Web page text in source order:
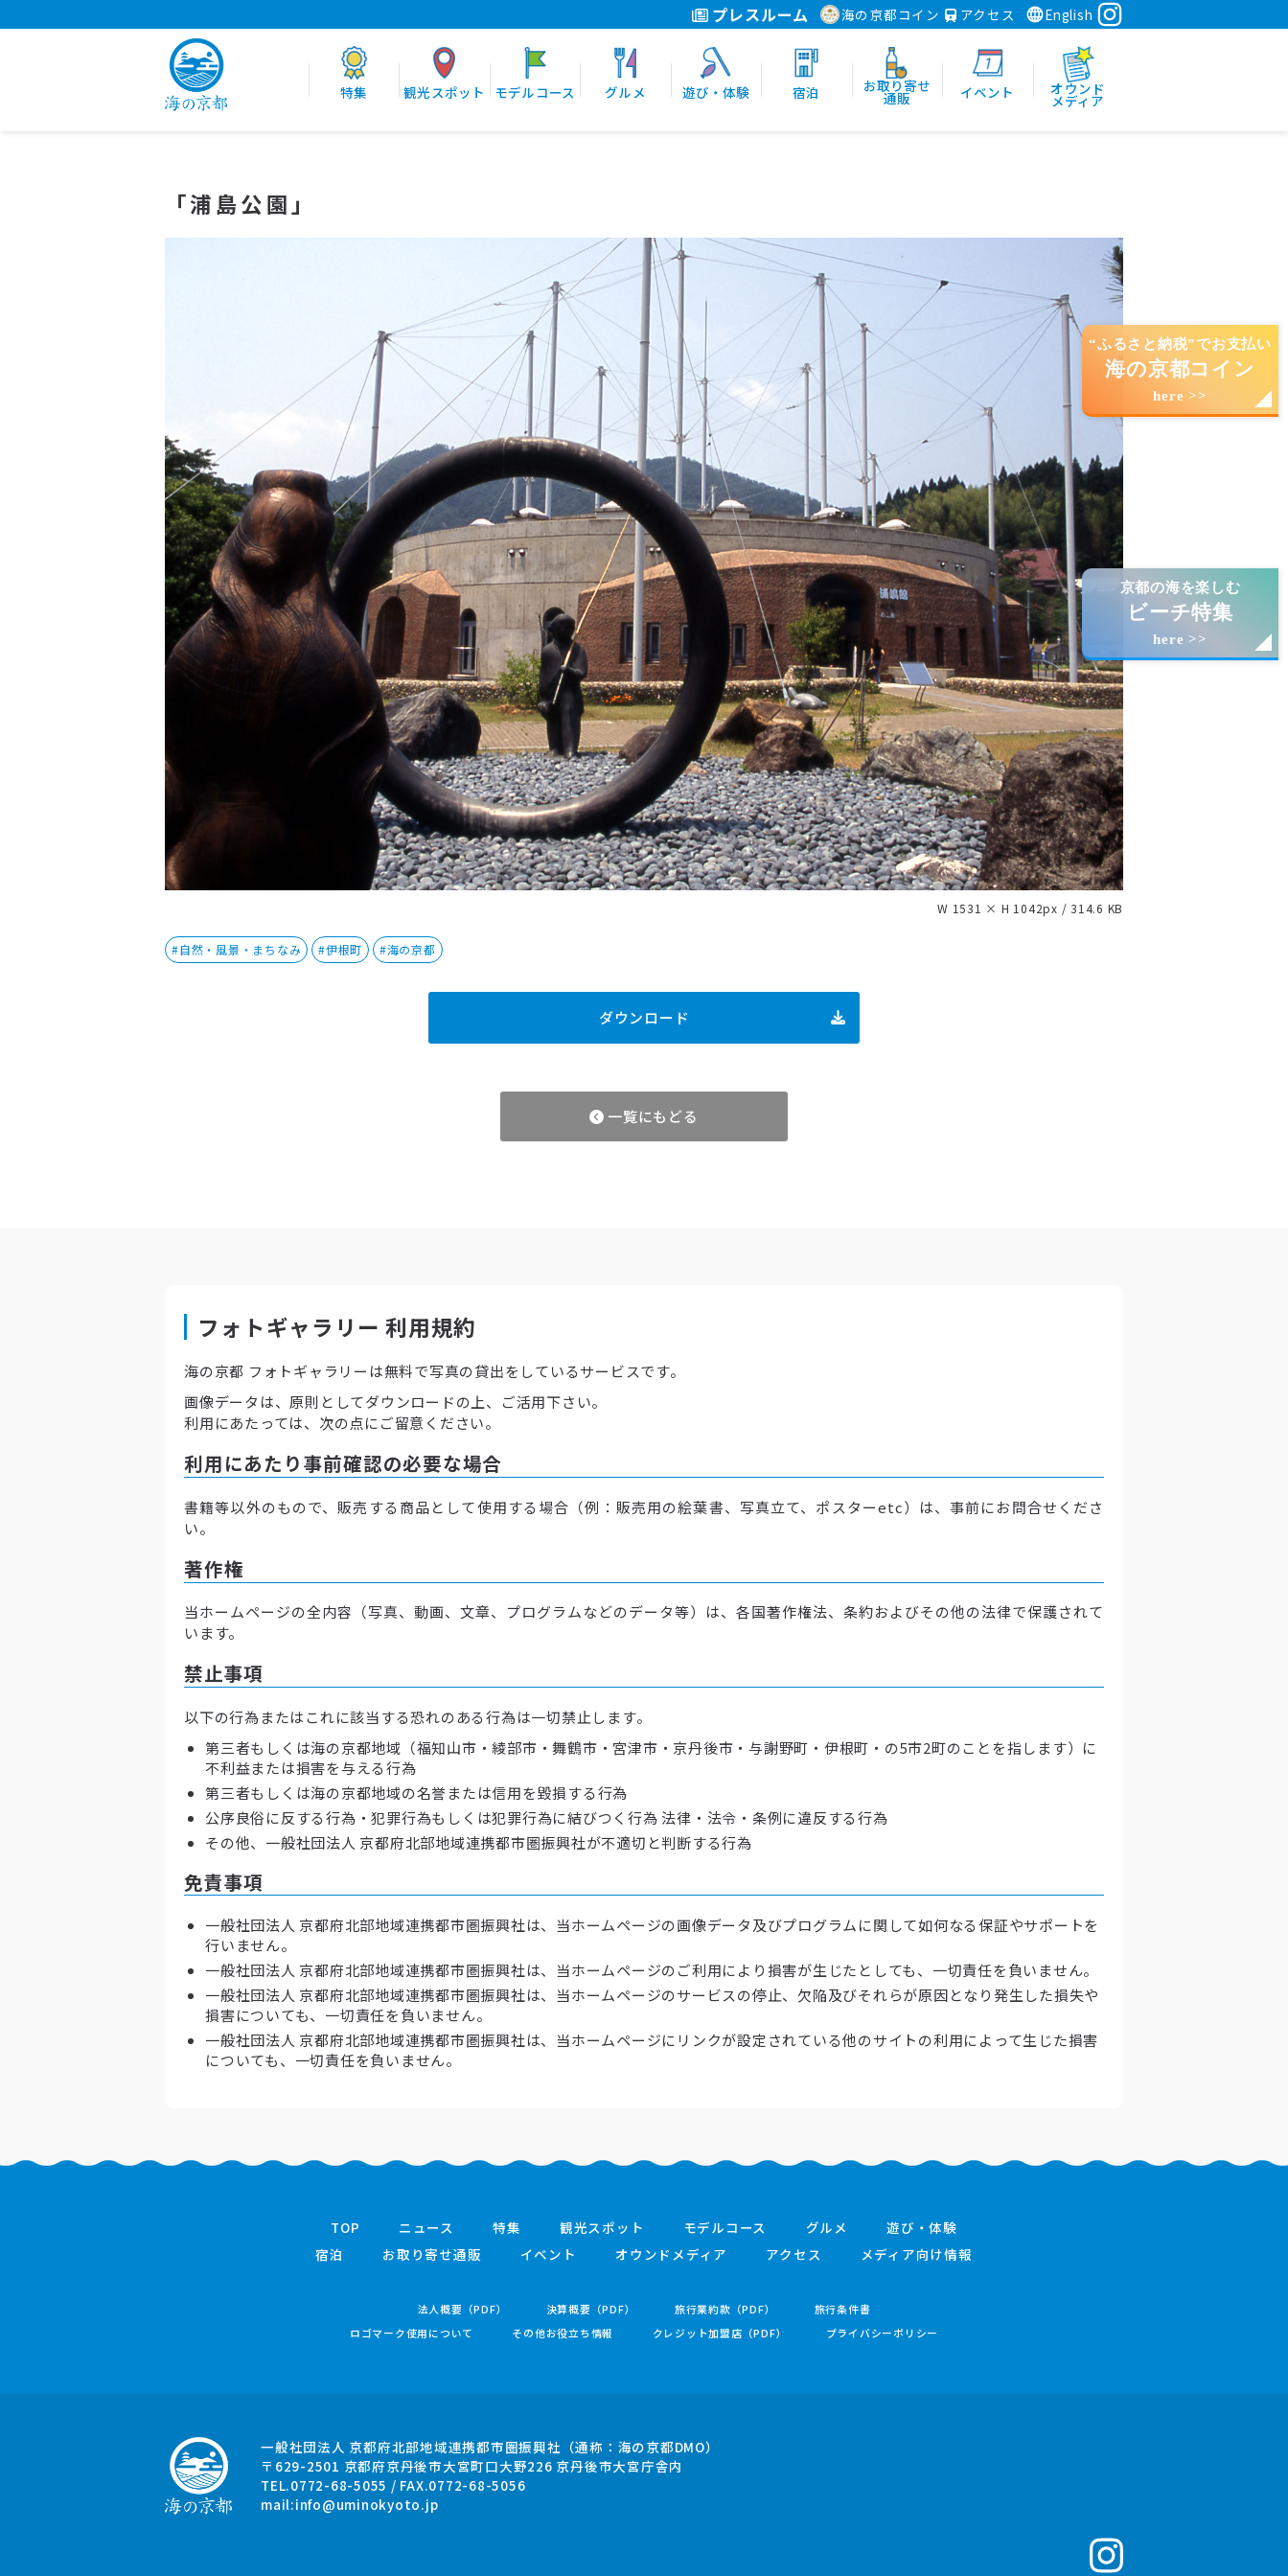
プレスルーム 海の京都コイン アクセス English
特集 観光スポット モデルコース グルメ 遊び・体験 宿泊 お取り寄せ
通販 イベント オウンド
メディア
“ふるさと納税”でお支払い
海の京都コイン
here >>
京都の海を楽しむ
ビーチ特集
here >>
「浦島公園」
W 1531 × H 1042px / 314.6 KB
#自然・風景・まちなみ #伊根町 #海の京都
ダウンロード
一覧にもどる
フォトギャラリー 利用規約
海の京都 フォトギャラリーは無料で写真の貸出をしているサービスです。
画像データは、原則としてダウンロードの上、ご活用下さい。
利用にあたっては、次の点にご留意ください。
利用にあたり事前確認の必要な場合
書籍等以外のもので、販売する商品として使用する場合（例：販売用の絵葉書、写真立て、ポスターetc）は、事前にお問合せくださ
い。
著作権
当ホームページの全内容（写真、動画、文章、プログラムなどのデータ等）は、各国著作権法、条約およびその他の法律で保護されて
います。
禁止事項
以下の行為またはこれに該当する恐れのある行為は一切禁止します。
第三者もしくは海の京都地域（福知山市・綾部市・舞鶴市・宮津市・京丹後市・与謝野町・伊根町・の5市2町のことを指します）に
不利益または損害を与える行為
第三者もしくは海の京都地域の名誉または信用を毀損する行為
公序良俗に反する行為・犯罪行為もしくは犯罪行為に結びつく行為 法律・法令・条例に違反する行為
その他、一般社団法人 京都府北部地域連携都市圏振興社が不適切と判断する行為
免責事項
一般社団法人 京都府北部地域連携都市圏振興社は、当ホームページの画像データ及びプログラムに関して如何なる保証やサポートを
行いません。
一般社団法人 京都府北部地域連携都市圏振興社は、当ホームページのご利用により損害が生じたとしても、一切責任を負いません。
一般社団法人 京都府北部地域連携都市圏振興社は、当ホームページのサービスの停止、欠陥及びそれらが原因となり発生した損失や
損害についても、一切責任を負いません。
一般社団法人 京都府北部地域連携都市圏振興社は、当ホームページにリンクが設定されている他のサイトの利用によって生じた損害
についても、一切責任を負いません。
TOP ニュース 特集 観光スポット モデルコース グルメ
遊び・体験
宿泊
お取り寄せ通販 イベント オウンドメディア アクセス メディア向け情報
法人概要（PDF） 決算概要（PDF） 旅行業約款（PDF）
旅行条件書
ロゴマーク使用について
その他お役立ち情報 クレジット加盟店（PDF） プライバシーポリシー
一般社団法人 京都府北部地域連携都市圏振興社 （通称：海の京都DMO）
〒629-2501 京都府京丹後市大宮町口大野226 京丹後市大宮庁舎内
TEL.0772-68-5055 / FAX.0772-68-5056
mail:info@uminokyoto.jp